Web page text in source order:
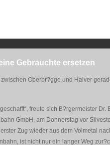
Gebrauchte ersetzen
Oberbr?gge und Halver
freute sich B?rgermeister
GmbH, am Donnerstag vor
Zug wieder aus dem Volmetal
ist nicht nur ein langer Weg